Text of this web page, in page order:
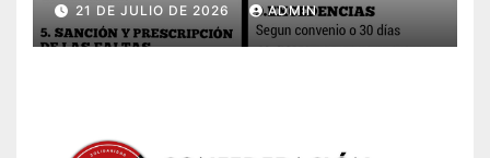
21 DE JULIO DE 2026 ADMIN